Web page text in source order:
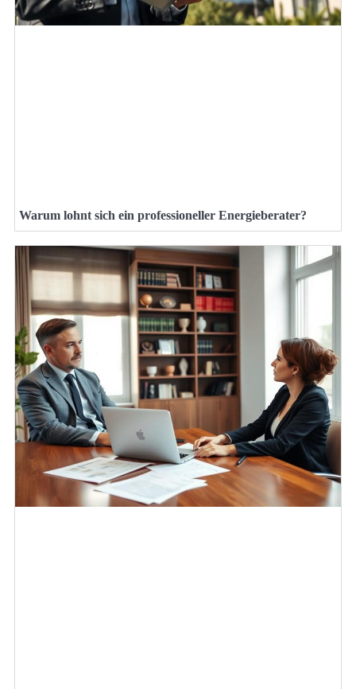
Warum lohnt sich ein professioneller Energieberater?